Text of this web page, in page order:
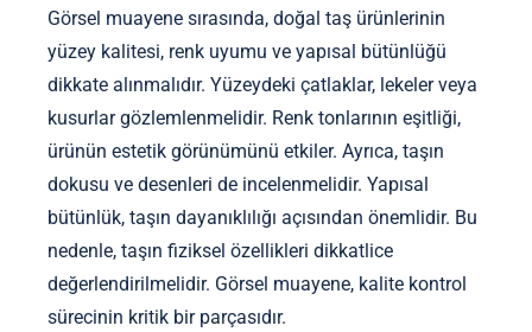
Görsel muayene sırasında, doğal taş ürünlerinin
yüzey kalitesi, renk uyumu ve yapısal bütünlüğü
dikkate alınmalıdır. Yüzeydeki çatlaklar, lekeler veya
kusurlar gözlemlenmelidir. Renk tonlarının eşitliği,
ürünün estetik görünümünü etkiler. Ayrıca, taşın
dokusu ve desenleri de incelenmelidir. Yapısal
bütünlük, taşın dayanıklılığı açısından önemlidir. Bu
nedenle, taşın fiziksel özellikleri dikkatlice
değerlendirilmelidir. Görsel muayene, kalite kontrol
sürecinin kritik bir parçasıdır.